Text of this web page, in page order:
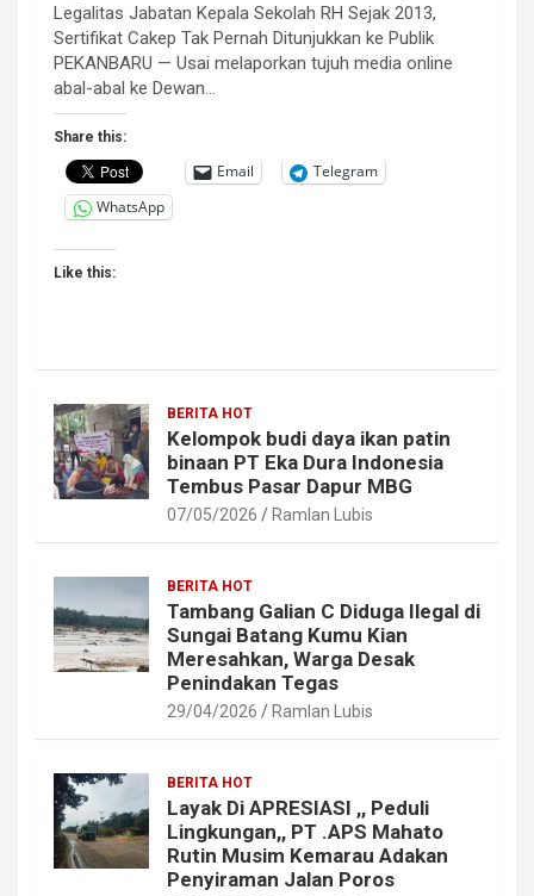
Legalitas Jabatan Kepala Sekolah RH Sejak 2013,
Sertifikat Cakep Tak Pernah Ditunjukkan ke Publik
PEKANBARU — Usai melaporkan tujuh media online
abal-abal ke Dewan…
Share this:
Email
Telegram
WhatsApp
Like this:
BERITA HOT
Kelompok budi daya ikan patin
binaan PT Eka Dura Indonesia
Tembus Pasar Dapur MBG
07/05/2026 Ramlan Lubis
BERITA HOT
Tambang Galian C Diduga Ilegal di
Sungai Batang Kumu Kian
Meresahkan, Warga Desak
Penindakan Tegas
29/04/2026 Ramlan Lubis
BERITA HOT
Layak Di APRESIASI ,, Peduli
Lingkungan,, PT .APS Mahato
Rutin Musim Kemarau Adakan
Penyiraman Jalan Poros